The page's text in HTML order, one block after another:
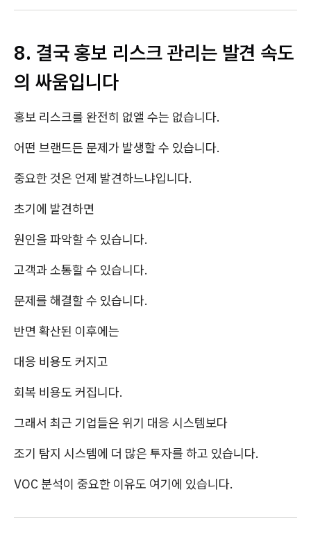
8. 결국 홍보 리스크 관리는 발견 속도
의 싸움입니다
홍보 리스크를 완전히 없앨 수는 없습니다.
어떤 브랜드든 문제가 발생할 수 있습니다.
중요한 것은 언제 발견하느냐입니다.
초기에 발견하면
원인을 파악할 수 있습니다.
고객과 소통할 수 있습니다.
문제를 해결할 수 있습니다.
반면 확산된 이후에는
대응 비용도 커지고
회복 비용도 커집니다.
그래서 최근 기업들은 위기 대응 시스템보다
조기 탐지 시스템에 더 많은 투자를 하고 있습니다.
VOC 분석이 중요한 이유도 여기에 있습니다.